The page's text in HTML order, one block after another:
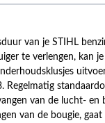
van je STIHL
te verlengen, kan
Regelmatig
van de lucht- en
van de bougie, gaat